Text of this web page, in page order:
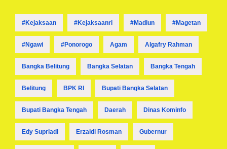
#kejaksaan #kejaksaanri #madiun #magetan
#ngawi #ponorogo Agam Algafry Rahman
Bangka Belitung Bangka Selatan Bangka Tengah
Belitung BPK RI Bupati Bangka Selatan
Bupati Bangka Tengah Daerah Dinas Kominfo
Edy Supriadi Erzaldi Rosman Gubernur